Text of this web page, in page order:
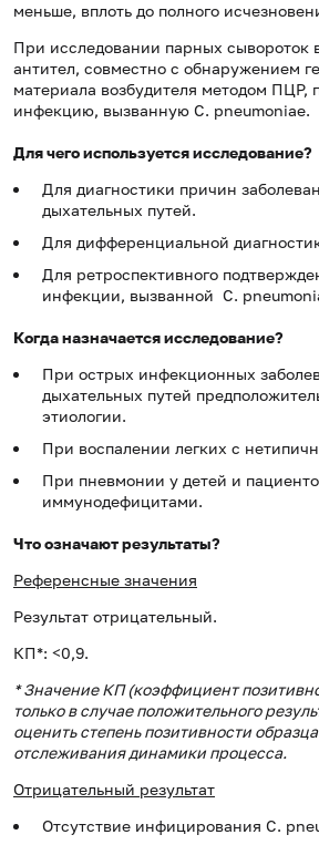
меньше, вплоть до полного
При исследовании парных сывороток
антител, совместно с обнаружением
материала возбудителя методом ПЦР,
инфекцию, вызванную C. pneumoniae.
Для чего используется исследование?
Для диагностики причин
дыхательных путей.
Для дифференциальной
Для ретроспективного
инфекции, вызванной C.
Когда назначается исследование?
При острых инфекционных
дыхательных путей
этиологии.
При воспалении легких с
При пневмонии у детей и
иммунодефицитами.
Что означают результаты?
Референсные значения
Результат отрицательный.
КП*: <0,9.
* Значение КП (коэффициент
только в случае положительного
оценить степень позитивности
отслеживания динамики процесса.
Отрицательный результат
Отсутствие инфицирования C.